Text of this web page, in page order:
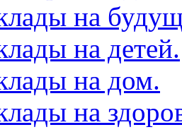
на
на детей.
на дом.
на